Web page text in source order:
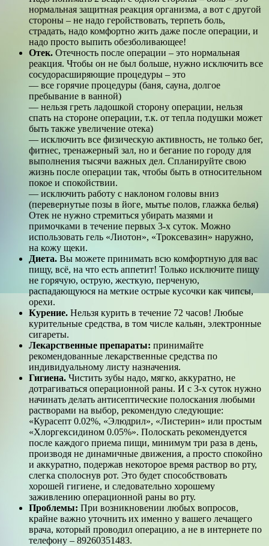
нормальная защитная реакция организма, а вот с другой
стороны – не надо геройствовать, терпеть боль,
страдать, надо комфортно жить даже после операции, и
надо просто выпить обезболивающее!
Отек. Отечность после операции – это нормальная
реакция. Чтобы он не был больше, нужно исключить все
сосудорасширяющие процедуры – это
— все горячие процедуры (баня, сауна, долгое
пребывание в ванной)
— нельзя греть ладошкой сторону операции, нельзя
спать на стороне операции, т.к. от тепла подушки может
быть также увеличение отека)
— исключить все физическую активность, не только бег,
фитнес, тренажерный зал, но и бегание по городу для
выполнения тысячи важных дел. Спланируйте свою
жизнь после операции так, чтобы быть в относительном
покое и спокойствии.
— исключить работу с наклоном головы вниз
(перевернутые позы в йоге, мытье полов, глажка белья)
Отек не нужно стремиться убирать мазями и
примочками в течение первых 3-х суток. Можно
использовать гель «Лиотон», «Троксевазин» наружно,
на кожу щеки.
Диета. Вы можете принимать всю комфортную для вас
пищу, всё, на что есть аппетит! Только исключите пищу
не горячую, острую, жесткую, перченую,
распадающуюся на меткие острые кусочки как чипсы,
орехи.
Курение. Нельзя курить в течение 72 часов! Любые
курительные средства, в том числе кальян, электронные
сигареты.
Лекарственные препараты: принимайте
рекомендованные лекарственные средства по
индивидуальному листу назначения.
Гигиена. Чистить зубы надо, мягко, аккуратно, не
дотрагиваться операционной раны. И с 3-х суток нужно
начинать делать антисептические полоскания любыми
растворами на выбор, рекомендую следующие:
«Курасепт 0.02%, «Элюдрил», «Листерин» или простым
«Хлоргексидином 0.05%». Полоскать рекомендуется
после каждого приема пищи, минимум три раза в день,
производя не динамичные движения, а просто спокойно
и аккуратно, подержав некоторое время раствор во рту,
слегка сполоснув рот. Это будет способствовать
хорошей гигиене, и следовательно хорошему
заживлению операционной раны во рту.
Проблемы: При возникновении любых вопросов,
крайне важно уточнить их именно у вашего лечащего
врача, который проводил операцию, а не в интернете по
телефону – 89260351483.